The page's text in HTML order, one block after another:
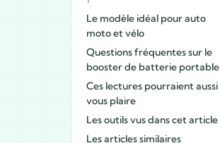
Le modèle idéal pour auto
moto et vélo
Questions fréquentes sur le
booster de batterie portable
Ces lectures pourraient aussi
vous plaire
Les outils vus dans cet article
Les articles similaires